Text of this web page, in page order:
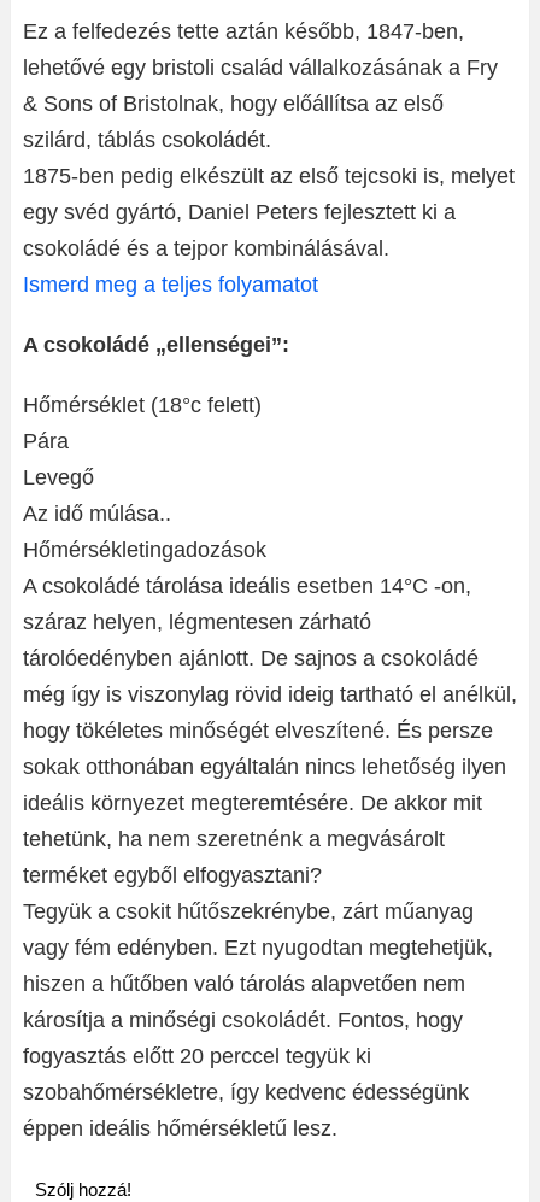
Ez a felfedezés tette aztán később, 1847-ben,
lehetővé egy bristoli család vállalkozásának a Fry
& Sons of Bristolnak, hogy előállítsa az első
szilárd, táblás csokoládét.
1875-ben pedig elkészült az első tejcsoki is, melyet
egy svéd gyártó, Daniel Peters fejlesztett ki a
csokoládé és a tejpor kombinálásával.
Ismerd meg a teljes folyamatot
A csokoládé „ellenségei”:
Hőmérséklet (18°c felett)
Pára
Levegő
Az idő múlása..
Hőmérsékletingadozások
A csokoládé tárolása ideális esetben 14°C -on,
száraz helyen, légmentesen zárható
tárolóedényben ajánlott. De sajnos a csokoládé
még így is viszonylag rövid ideig tartható el anélkül,
hogy tökéletes minőségét elveszítené. És persze
sokak otthonában egyáltalán nincs lehetőség ilyen
ideális környezet megteremtésére. De akkor mit
tehetünk, ha nem szeretnénk a megvásárolt
terméket egyből elfogyasztani?
Tegyük a csokit hűtőszekrénybe, zárt műanyag
vagy fém edényben. Ezt nyugodtan megtehetjük,
hiszen a hűtőben való tárolás alapvetően nem
károsítja a minőségi csokoládét. Fontos, hogy
fogyasztás előtt 20 perccel tegyük ki
szobahőmérsékletre, így kedvenc édességünk
éppen ideális hőmérsékletű lesz.
Szólj hozzá!